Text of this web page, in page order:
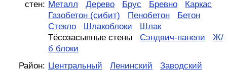
стен: Металл
Дерево Брус Бревно
Каркас
Газобетон (сибит)
Пенобетон
Бетон
Стекло
Шлакоблоки
Шлак
Тёсозасыпные стены
Сэндвич-панели
Ж/
б блоки
Район: Центральный Ленинский Заводский